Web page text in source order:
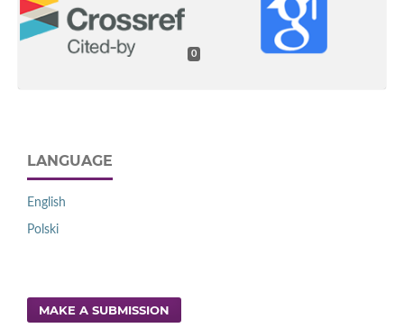
0
LANGUAGE
English
Polski
MAKE A SUBMISSION